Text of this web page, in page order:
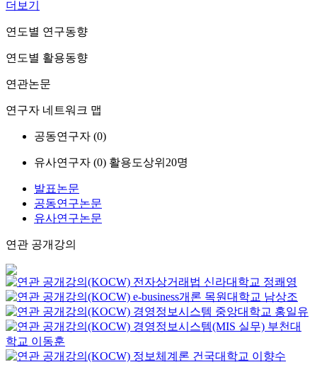
더보기
연도별 연구동향
연도별 활용동향
연관논문
연구자 네트워크 맵
공동연구자 (0)
유사연구자 (0) 활용도상위20명
발표논문
공동연구논문
유사연구논문
연관 공개강의
전자상거래법 신라대학교 정쾌영
e-business개론 목원대학교 남상조
경영정보시스템 중앙대학교 홍일유
경영정보시스템(MIS 실무) 부천대
학교 이동훈
정보체계론 건국대학교 이향수